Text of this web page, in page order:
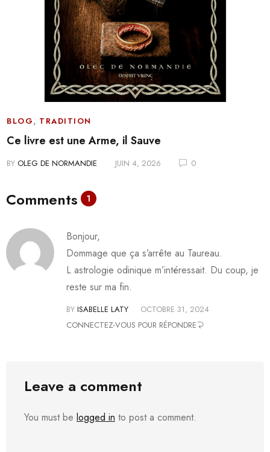
BLOG, TRADITION
Ce livre est une Arme, il Sauve
BY OLEG DE NORMANDIE JUIN 4, 2026 0
Comments 1
Bonjour,
Dommage que ça s’arrête au Taureau.
L astrologie odinique m’intéressait. Du coup, je
reste sur ma fin.
BY ISABELLE LATY
OCTOBRE 31, 2024
CONNECTEZ-VOUS POUR RÉPONDRE
Leave a comment
You must be logged in to post a comment.